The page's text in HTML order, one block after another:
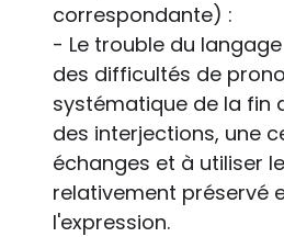
correspondante) :
- Le trouble du
des difficultés de
systématique de la fin
des interjections, une
échanges et à utiliser
relativement préservé
l'expression.